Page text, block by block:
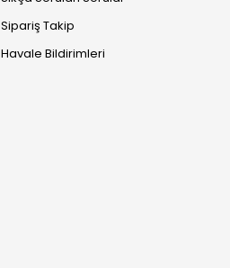
Sipariş Takip
Havale Bildirimleri